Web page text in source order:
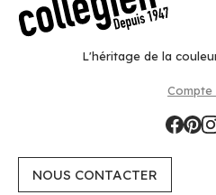
L'héritage de la
Compte
NOUS CONTACTER